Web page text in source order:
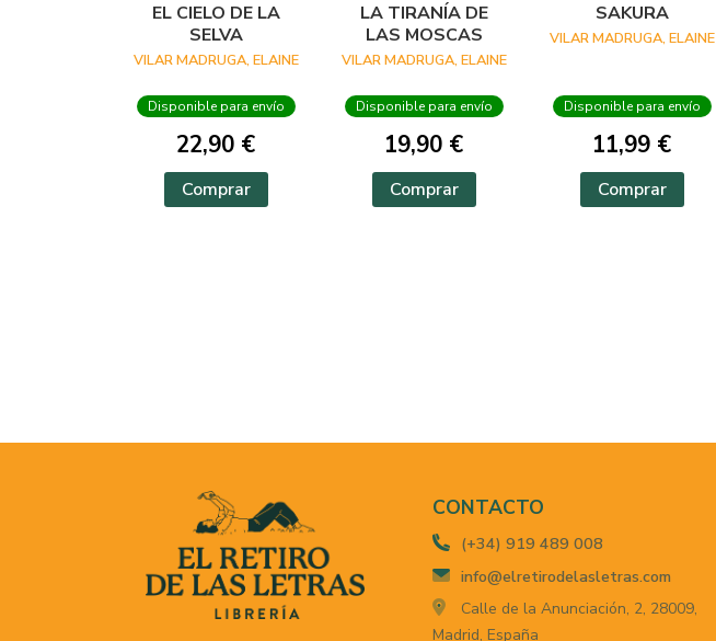
EL CIELO DE LA
SELVA
VILAR MADRUGA, ELAINE
Disponible para envío
22,90 €
Comprar
LA TIRANÍA DE
LAS MOSCAS
VILAR MADRUGA, ELAINE
Disponible para envío
19,90 €
Comprar
SAKURA
VILAR MADRUGA, ELAINE
Disponible para envío
11,99 €
Comprar
CONTACTO
(+34) 919 489 008
info@elretirodelasletras.com
Calle de la Anunciación, 2, 28009,
Madrid, España